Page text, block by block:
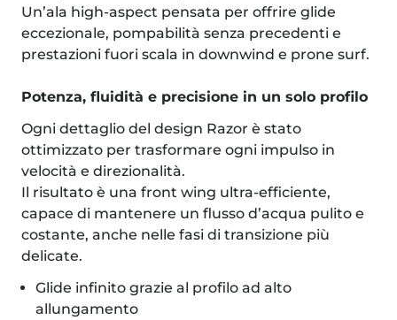
Un’ala high-aspect pensata per offrire glide
eccezionale, pompabilità senza precedenti e
prestazioni fuori scala in downwind e prone surf.
Potenza, fluidità e precisione in un solo profilo
Ogni dettaglio del design Razor è stato
ottimizzato per trasformare ogni impulso in
velocità e direzionalità.
Il risultato è una front wing ultra-efficiente,
capace di mantenere un flusso d’acqua pulito e
costante, anche nelle fasi di transizione più
delicate.
Glide infinito grazie al profilo ad alto
allungamento